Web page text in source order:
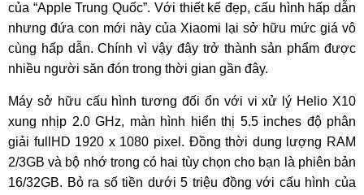
của “Apple Trung Quốc”. Với thiết kế đẹp, cấu hình hấp dẫn
nhưng đứa con mới này của Xiaomi lại sở hữu mức giá vô
cùng hấp dẫn. Chính vì vậy đây trở thành sản phẩm được
nhiều người săn đón trong thời gian gần đây.
Máy sở hữu cấu hình tương đối ổn với vi xử lý Helio X10
xung nhịp 2.0 GHz, màn hình hiển thị 5.5 inches độ phân
giải fullHD 1920 x 1080 pixel. Đồng thời dung lượng RAM
2/3GB và bộ nhớ trong có hai tùy chọn cho bạn là phiên bản
16/32GB. Bỏ ra số tiền dưới 5 triệu đồng với cấu hình của